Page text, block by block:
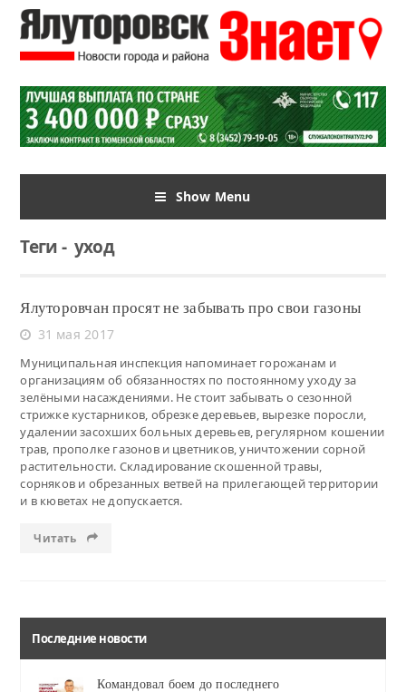
Show Menu
Теги-уход
Ялуторовчан просят не забывать про свои газоны
31 мая 2017
Муниципальная инспекция напоминает горожанам и
организациям об обязанностях по постоянному уходу за
зелёными насаждениями. Не стоит забывать о сезонной
стрижке кустарников, обрезке деревьев, вырезке поросли,
удалении засохших больных деревьев, регулярном кошении
трав, прополке газонов и цветников, уничтожении сорной
растительности. Складирование скошенной травы,
сорняков и обрезанных ветвей на прилегающей территории
и в кюветах не допускается.
Читать
Последние новости
Командовал боем до последнего